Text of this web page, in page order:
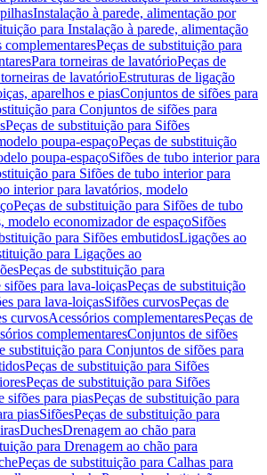
Instalação à parede, alimentação por
para Instalação à parede, alimentação
complementaresPeças de substituição para
Para torneiras de lavatórioPeças de
de lavatórioEstruturas de ligação
aparelhos e piasConjuntos de sifões para
para Conjuntos de sifões para
Peças de substituição para Sifões
poupa-espaçoPeças de substituição
poupa-espaçoSifões de tubo interior para
para Sifões de tubo interior para
interior para lavatórios, modelo
Peças de substituição para Sifões de tubo
modelo economizador de espaçoSifões
para Sifões embutidosLigações ao
para Ligações ao
Peças de substituição para
para lava-loiçasPeças de substituição
para lava-loiçasSifões curvosPeças de
curvosAcessórios complementaresPeças de
complementaresConjuntos de sifões
substituição para Conjuntos de sifões para
Peças de substituição para Sifões
Peças de substituição para Sifões
sifões para piasPeças de substituição para
piasSifõesPeças de substituição para
DuchesDrenagem ao chão para
para Drenagem ao chão para
Peças de substituição para Calhas para